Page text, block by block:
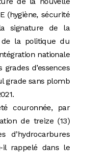
(hygiène, sécurité
signature de la
de la politique du
nationale
d’essences
grade sans plomb
couronnée, par
de treize (13)
d’hydrocarbures
rappelé dans le